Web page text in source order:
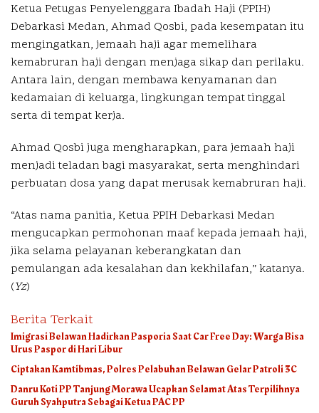
Ketua Petugas Penyelenggara Ibadah Haji (PPIH)
Debarkasi Medan, Ahmad Qosbi, pada kesempatan itu
mengingatkan, jemaah haji agar memelihara
kemabruran haji dengan menjaga sikap dan perilaku.
Antara lain, dengan membawa kenyamanan dan
kedamaian di keluarga, lingkungan tempat tinggal
serta di tempat kerja.
Ahmad Qosbi juga mengharapkan, para jemaah haji
menjadi teladan bagi masyarakat, serta menghindari
perbuatan dosa yang dapat merusak kemabruran haji.
“Atas nama panitia, Ketua PPIH Debarkasi Medan
mengucapkan permohonan maaf kepada jemaah haji,
jika selama pelayanan keberangkatan dan
pemulangan ada kesalahan dan kekhilafan,” katanya.
(Yz)
Berita Terkait
Imigrasi Belawan Hadirkan Pasporia Saat Car Free Day: Warga Bisa
Urus Paspor di Hari Libur
Ciptakan Kamtibmas, Polres Pelabuhan Belawan Gelar Patroli 3C
Danru Koti PP Tanjung Morawa Ucapkan Selamat Atas Terpilihnya
Guruh Syahputra Sebagai Ketua PAC PP